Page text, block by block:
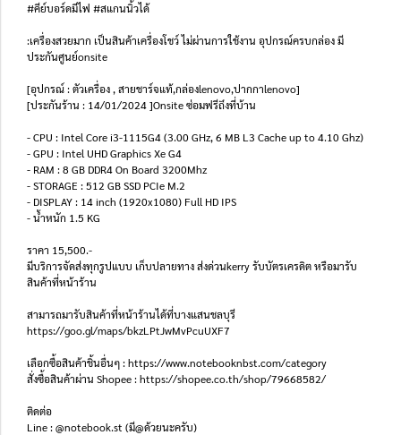
#คีย์บอร์ดมีไฟ #สแกนนิ้วได้
:เครื่องสวยมาก เป็นสินค้าเครื่องโชว์ ไม่ผ่านการใช้งาน อุปกรณ์ครบกล่อง มี
ประกันศูนย์onsite
[อุปกรณ์ : ตัวเครื่อง , สายชาร์จแท้,กล่องlenovo,ปากกาlenovo]
[ประกันร้าน : 14/01/2024 ]Onsite ซ่อมฟรีถึงที่บ้าน
- CPU : Intel Core i3-1115G4 (3.00 GHz, 6 MB L3 Cache up to 4.10 Ghz)
- GPU : Intel UHD Graphics Xe G4
- RAM : 8 GB DDR4 On Board 3200Mhz
- STORAGE : 512 GB SSD PCIe M.2
- DISPLAY : 14 inch (1920x1080) Full HD IPS
- น้ำหนัก 1.5 KG
ราคา 15,500.-
มีบริการจัดส่งทุกรูปแบบ เก็บปลายทาง ส่งด่วนkerry รับบัตรเครดิต หรือมารับ
สินค้าที่หน้าร้าน
สามารถมารับสินค้าที่หน้าร้านได้ที่บางแสนชลบุรี
https://goo.gl/maps/bkzLPtJwMvPcuUXF7
เลือกซื้อสินค้าชิ้นอื่นๆ : https://www.notebooknbst.com/category
สั่งซื้อสินค้าผ่าน Shopee : https://shopee.co.th/shop/79668582/
ติดต่อ
Line : @notebook.st (มี@ด้วยนะครับ)